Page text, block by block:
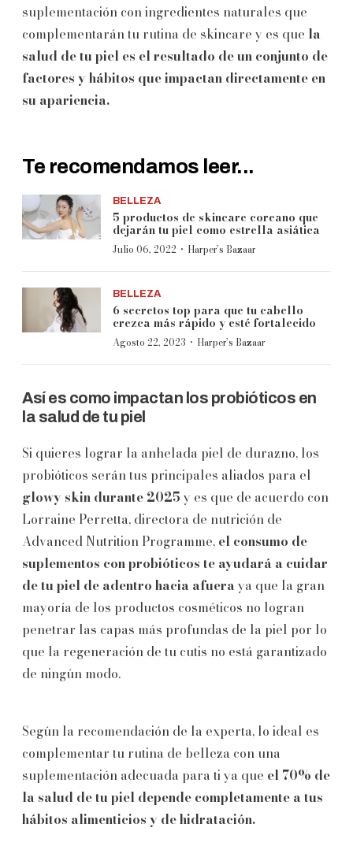
suplementación con ingredientes naturales que
complementarán tu rutina de skincare y es que la
salud de tu piel es el resultado de un conjunto de
factores y hábitos que impactan directamente en
su apariencia.
Te recomendamos leer...
BELLEZA
5 productos de skincare coreano que
dejarán tu piel como estrella asiática
Julio 06, 2022 · Harper’s Bazaar
BELLEZA
6 secretos top para que tu cabello
crezca más rápido y esté fortalecido
Agosto 22, 2023 · Harper’s Bazaar
Así es como impactan los probióticos en
la salud de tu piel
Si quieres lograr la anhelada piel de durazno, los
probióticos serán tus principales aliados para el
glowy skin durante 2025 y es que de acuerdo con
Lorraine Perretta, directora de nutrición de
Advanced Nutrition Programme, el consumo de
suplementos con probióticos te ayudará a cuidar
de tu piel de adentro hacia afueraya que la gran
mayoría de los productos cosméticos no logran
penetrar las capas más profundas de la piel por lo
que la regeneración de tu cutis no está garantizado
de ningún modo.
Según la recomendación de la experta, lo ideal es
complementar tu rutina de belleza con una
suplementación adecuada para ti ya que el 70% de
la salud de tu piel depende completamente a tus
hábitos alimenticios y de hidratación.